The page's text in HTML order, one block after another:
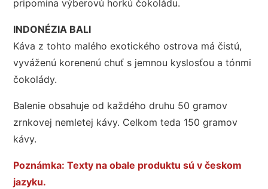
pripomína výberovú horkú čokoládu.
INDONÉZIA BALI
Káva z tohto malého exotického ostrova má čistú,
vyváženú korenenú chuť s jemnou kyslosťou a tónmi
čokolády.
Balenie obsahuje od každého druhu 50 gramov
zrnkovej nemletej kávy. Celkom teda 150 gramov
kávy.
Poznámka: Texty na obale produktu sú v českom
jazyku.